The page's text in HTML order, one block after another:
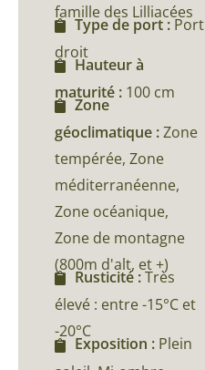
famille des Lilliacées
Type de port :Port
droit
Hauteur à
maturité : 100 cm
Zone
géoclimatique :Zone
tempérée, Zone
méditerranéenne,
Zone océanique,
Zone de montagne
(800m d'alt, et +)
Rusticité :Très
élevé : entre -15°C et
-20°C
Exposition : Plein